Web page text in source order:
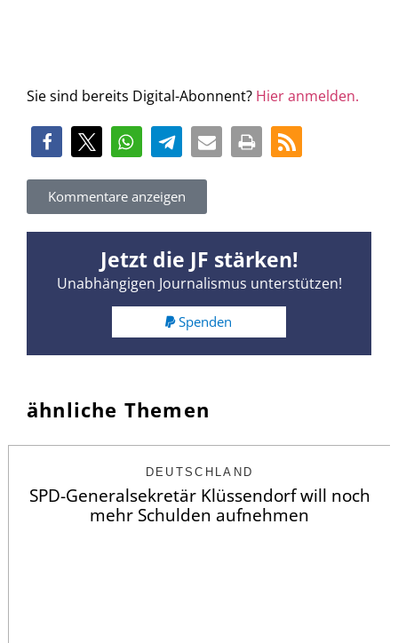
Sie sind bereits Digital-Abonnent? Hier anmelden.
Kommentare anzeigen
Jetzt die JF stärken!
Unabhängigen Journalismus unterstützen!
Spenden
ähnliche Themen
DEUTSCHLAND
SPD-Generalsekretär Klüssendorf will noch
mehr Schulden aufnehmen